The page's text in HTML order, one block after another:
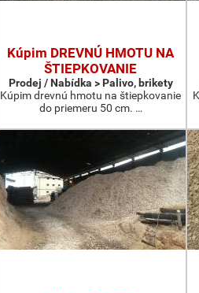
Kúpim DREVNÚ HMOTU NA
ŠTIEPKOVANIE
Prodej / Nabídka > Palivo, brikety
Kúpim drevnú hmotu na štiepkovanie
do priemeru 50 cm. …